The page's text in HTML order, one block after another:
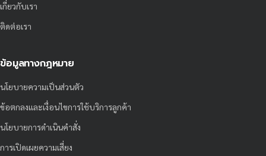
เกี่ยวกับเรา
ติดต่อเรา
ข้อมูลทางกฎหมาย
นโยบายความเป็นส่วนตัว
ข้อตกลงและเงื่อนไขการใช้บริการลูกค้า
นโยบายการดำเนินคำสั่ง
การเปิดเผยความเสี่ยง